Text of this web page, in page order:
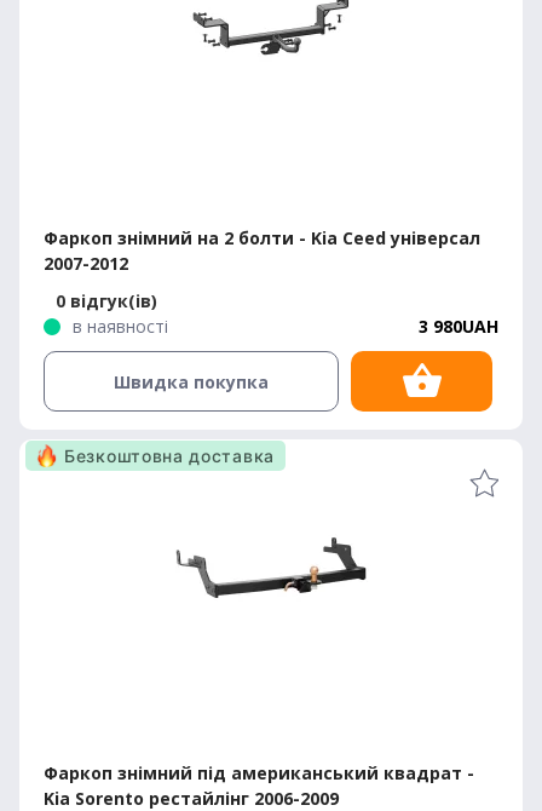
Фаркоп знімний на 2 болти - Kia Ceed універсал
2007-2012
0 відгук(ів)
в наявності
3 980UAH
Швидка покупка
Фаркоп знімний під американський квадрат -
Kia Sorento рестайлінг 2006-2009
Безкоштовна доставка